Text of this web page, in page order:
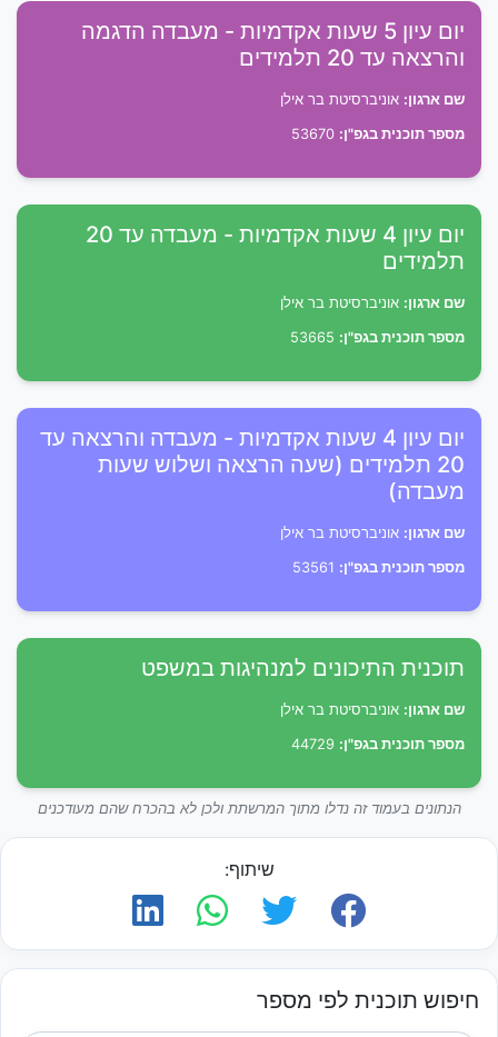
יום עיון 5 שעות אקדמיות - מעבדה הדגמה
והרצאה עד 20 תלמידים
שם ארגון: אוניברסיטת בר אילן
מספר תוכנית בגפ"ן:
יום עיון 4 שעות אקדמיות - מעבדה עד 20
תלמידים
שם ארגון: אוניברסיטת בר אילן
מספר תוכנית בגפ"ן:
יום עיון 4 שעות אקדמיות - מעבדה והרצאה עד
20 תלמידים (שעה הרצאה ושלוש שעות
מעבדה)
שם ארגון: אוניברסיטת בר אילן
מספר תוכנית בגפ"ן:
תוכנית התיכונים למנהיגות במשפט
שם ארגון: אוניברסיטת בר אילן
מספר תוכנית בגפ"ן:
הנתונים בעמוד זה נדלו מתוך המרשתת ולכן לא בהכרח שהם מעודכנים
שיתוף:
חיפוש תוכנית לפי מספר